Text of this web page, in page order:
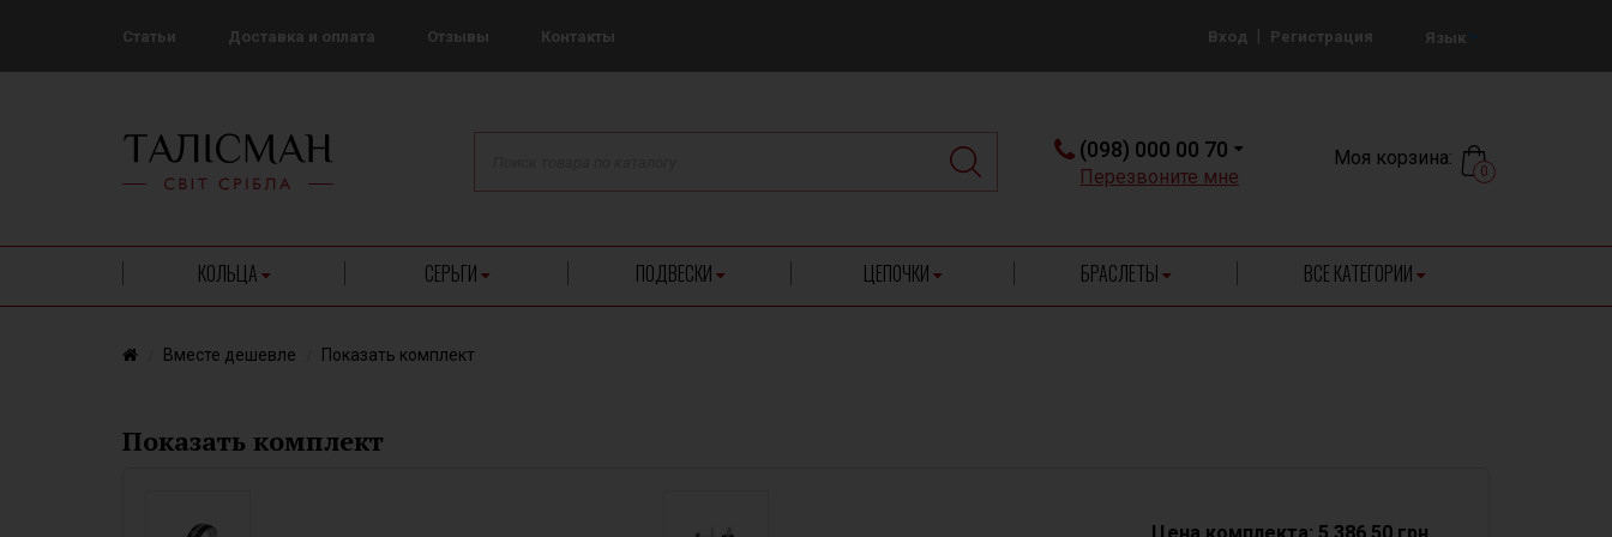
Статьи Доставка и оплата Отзывы Контакты Вход Регистрация Язык
(098) 000 00 70
Перезвоните мне
Моя корзина:
0
КОЛЬЦА СЕРЬГИ ПОДВЕСКИ ЦЕПОЧКИ БРАСЛЕТЫ ВСЕ КАТЕГОРИИ
Вместе дешевле Показать комплект
Показать комплект